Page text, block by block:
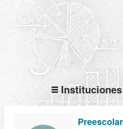
Instituciones